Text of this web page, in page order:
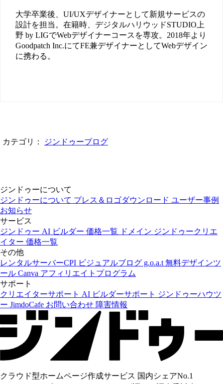
大学卒業後、UI/UXデザイナーとして新規サービスの
設計を担当。在籍時、デジタルハリウッドSTUDIO上
野 by LIGでWebデザイナーコースを専攻。2018年より
Goodpatch Inc.にてFE兼デザイナーとしてWebデザイン
に携わる。
カテゴリ： ジンドゥーブログ
ジンドゥーについて
ジンドゥーについて プレス＆ロゴダウンロード ユーザー事例
お知らせ
サービス
ジンドゥー AI ビルダー 価格一覧 ドメイン ジンドゥークリエ
イター 価格一覧
その他
レンタルサーバーCPI ビジュアルブログ g.o.a.t 無料デザインツ
ール Canva アフィリエイトプログラム
サポート
クリエイターサポート AI ビルダーサポート ジンドゥーハウツ
ー JimdoCafe お問い合わせ 障害情報
クラウド型ホームページ作成サービス 国内シェアNo.1